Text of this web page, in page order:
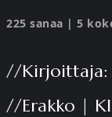
225 sanaa | 5
//Kirjoittaja:
//Erakko |